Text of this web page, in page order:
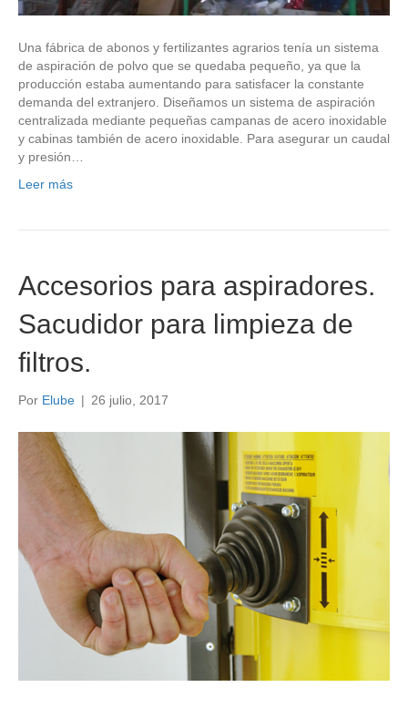
Una fábrica de abonos y fertilizantes agrarios tenía un sistema
de aspiración de polvo que se quedaba pequeño, ya que la
producción estaba aumentando para satisfacer la constante
demanda del extranjero. Diseñamos un sistema de aspiración
centralizada mediante pequeñas campanas de acero inoxidable
y cabinas también de acero inoxidable. Para asegurar un caudal
y presión…
Leer más
Accesorios para aspiradores.
Sacudidor para limpieza de
filtros.
Por Elube | 26 julio, 2017